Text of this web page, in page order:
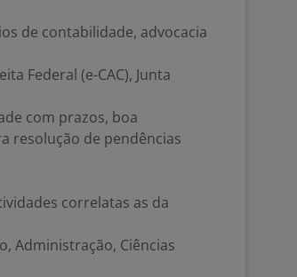
de contabilidade, advocacia
Federal (e-CAC), Junta
com prazos, boa
resolução de pendências
correlatas as da
Administração, Ciências